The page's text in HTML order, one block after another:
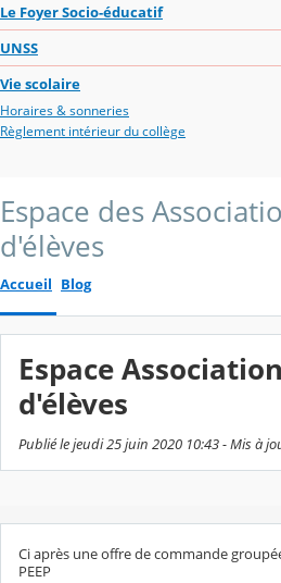
Le Foyer Socio-éducatif
UNSS
Vie scolaire
Horaires & sonneries
Règlement intérieur du collège
Espace des
d'élèves
Accueil Blog
Espace
d'élèves
Publié le jeudi 25 juin 2020 10:43 - Mis à
Ci après une offre de commande
PEEP